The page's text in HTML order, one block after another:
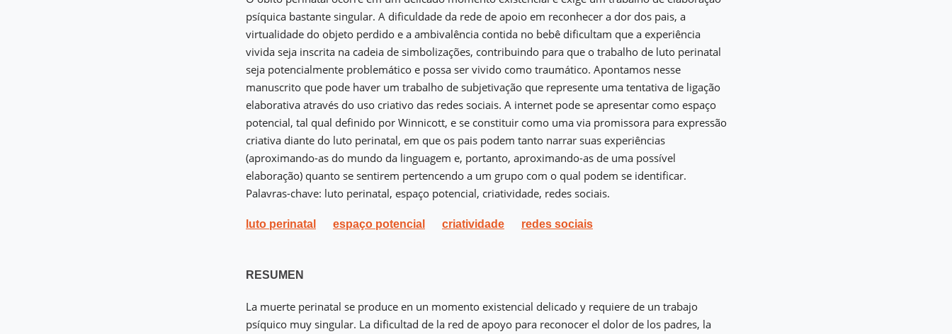
psíquica bastante singular. A dificuldade da rede de apoio em reconhecer a dor dos pais, a
virtualidade do objeto perdido e a ambivalência contida no bebê dificultam que a experiência
vivida seja inscrita na cadeia de simbolizações, contribuindo para que o trabalho de luto perinatal
seja potencialmente problemático e possa ser vivido como traumático. Apontamos nesse
manuscrito que pode haver um trabalho de subjetivação que represente uma tentativa de ligação
elaborativa através do uso criativo das redes sociais. A internet pode se apresentar como espaço
potencial, tal qual definido por Winnicott, e se constituir como uma via promissora para expressão
criativa diante do luto perinatal, em que os pais podem tanto narrar suas experiências
(aproximando-as do mundo da linguagem e, portanto, aproximando-as de uma possível
elaboração) quanto se sentirem pertencendo a um grupo com o qual podem se identificar.
Palavras-chave: luto perinatal, espaço potencial, criatividade, redes sociais.
luto perinatal espaço potencial criatividade redes sociais
RESUMEN
La muerte perinatal se produce en un momento existencial delicado y requiere de un trabajo
psíquico muy singular. La dificultad de la red de apoyo para reconocer el dolor de los padres, la